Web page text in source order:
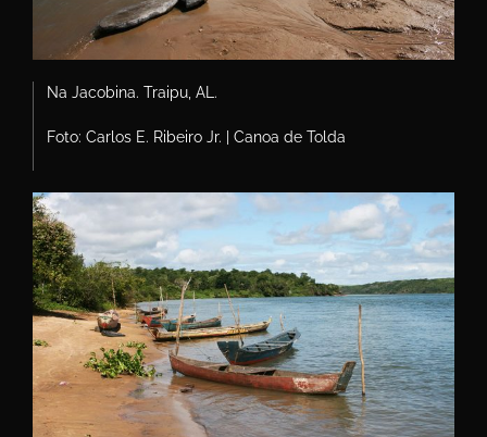
Na Jacobina. Traipu, AL.
Foto: Carlos E. Ribeiro Jr. | Canoa de Tolda